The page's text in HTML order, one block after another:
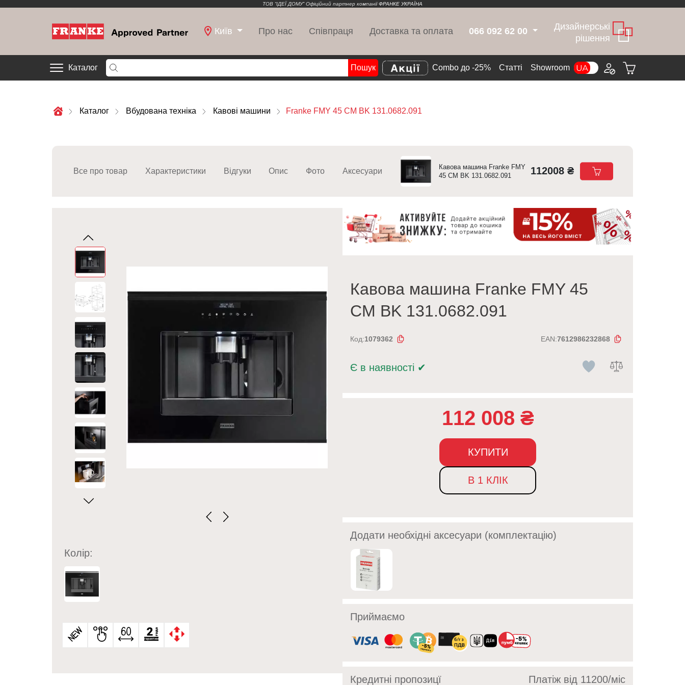
ТОВ “ІДЕЇ ДОМУ” Офіційний партнер компаніїФРАНКЕ УКРАЇНА
Київ Про нас Співпраця Доставка та оплата 066 092 62 00
Дизайнерські
рішення
Каталог Пошук Combo до -25% Cтатті Showroom
Каталог Вбудована техніка Кавові машини Franke FMY 45 CM BK 131.0682.091
Все про товар Характеристики Відгуки Опис Фото Аксесуари
Кавова машина Franke FMY
45 CM BK 131.0682.091
112008 ₴
Колір:
Кавова машина Franke FMY 45
CM BK 131.0682.091
Код:1079362 EAN:7612986232868
Є в наявності ✔
112 008 ₴
КУПИТИ
В 1 КЛІК
Додати необхідні аксесуари (комплектацію)
Приймаємо
Кредитні пропозицї Платіж від 11200/мic